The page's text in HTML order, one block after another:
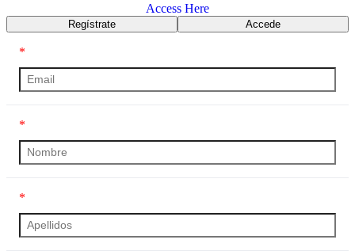
Access Here
Regístrate Accede
*
*
*